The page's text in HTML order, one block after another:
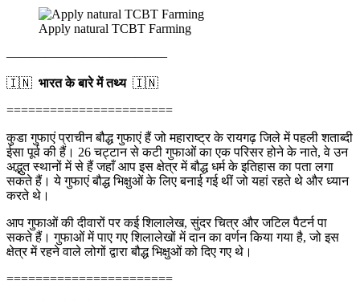
Apply natural TCBT Farming
————————————–
🇮🇳 भारत के बारे में तथ्य 🇮🇳
=======================
कुडा गुफाएं प्राचीन बौद्ध गुफाएं हैं जो महाराष्ट्र के रायगढ़ जिले में पहली शताब्दी
ईसा पूर्व की हैं। 26 चट्टान से कटी गुफाओं का एक परिसर होने के नाते, वे उन
अद्भुत स्थानों में से हैं जहाँ आप इस क्षेत्र में बौद्ध धर्म के इतिहास का पता लगा
सकते हैं। ये गुफाएं बौद्ध भिक्षुओं के लिए बनाई गई थीं जो यहां रहते थे और ध्यान
करते थे।
आप गुफाओं की दीवारों पर कई शिलालेख, सुंदर चित्र और जटिल पैटर्न पा
सकते हैं। गुफाओं में पाए गए शिलालेखों में दान का वर्णन किया गया है, जो इस
क्षेत्र में रहने वाले लोगों द्वारा बौद्ध भिक्षुओं को दिए गए थे।
=======================